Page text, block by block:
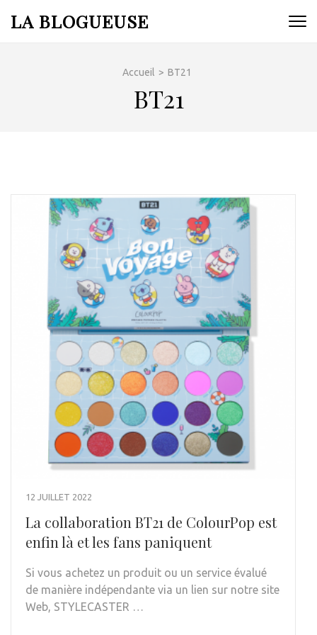
auLA BLOGUEUSE
Accueil > BT21
BT21
12 JUILLET 2022
La collaboration BT21 de ColourPop est
enfin là et les fans paniquent
Si vous achetez un produit ou un service évalué
de manière indépendante via un lien sur notre site
Web, STYLECASTER …